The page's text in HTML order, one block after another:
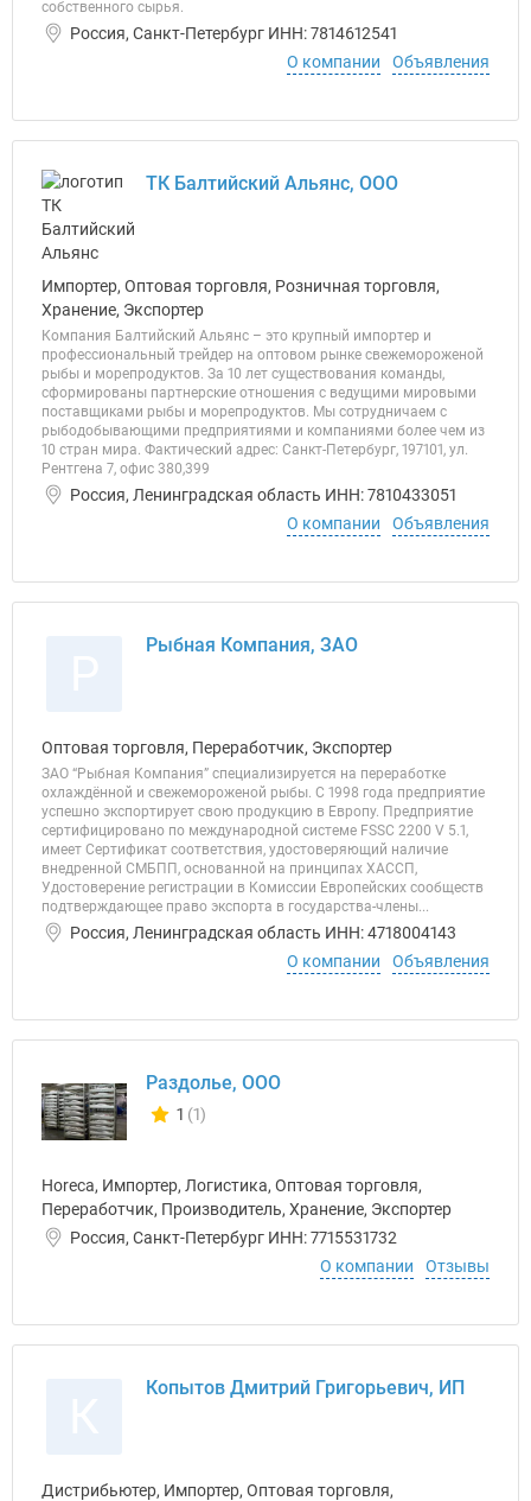
собственного сырья.
Россия, Санкт-Петербург ИНН: 7814612541
О компании
Объявления
ТК Балтийский Альянс, ООО
Импортер, Оптовая торговля, Розничная торговля,
Хранение, Экспортер
Компания Балтийский Альянс – это крупный импортер и
профессиональный трейдер на оптовом рынке свежемороженой
рыбы и морепродуктов. За 10 лет существования команды,
сформированы партнерские отношения с ведущими мировыми
поставщиками рыбы и морепродуктов. Мы сотрудничаем с
рыбодобывающими предприятиями и компаниями более чем из
10 стран мира. Фактический адрес: Санкт-Петербург, 197101, ул.
Рентгена 7, офис 380,399
Россия, Ленинградская область ИНН: 7810433051
О компании
Объявления
Рыбная Компания, ЗАО
Оптовая торговля, Переработчик, Экспортер
ЗАО “Рыбная Компания” специализируется на переработке
охлаждённой и свежемороженой рыбы. С 1998 года предприятие
успешно экспортирует свою продукцию в Европу. Предприятие
сертифицировано по международной системе FSSC 2200 V 5.1,
имеет Сертификат соответствия, удостоверяющий наличие
внедренной СМБПП, основанной на принципах ХАССП,
Удостоверение регистрации в Комиссии Европейских сообществ
подтверждающее право экспорта в государства-члены...
Россия, Ленинградская область ИНН: 4718004143
О компании
Объявления
Раздолье, ООО
Количество отзывов у компании всего и сегодня
1 (1)
Horeca, Импортер, Логистика, Оптовая торговля,
Переработчик, Производитель, Хранение, Экспортер
Россия, Санкт-Петербург ИНН: 7715531732
О компании
Отзывы
Копытов Дмитрий Григорьевич, ИП
Дистрибьютер, Импортер, Оптовая торговля,